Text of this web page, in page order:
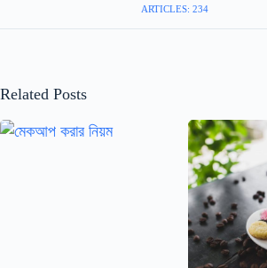
ARTICLES: 234
Related Posts